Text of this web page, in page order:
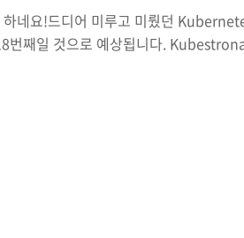
네요!드디어 미루고 미뤘던
번째일 것으로 예상됩니다.
who have consistently invested in